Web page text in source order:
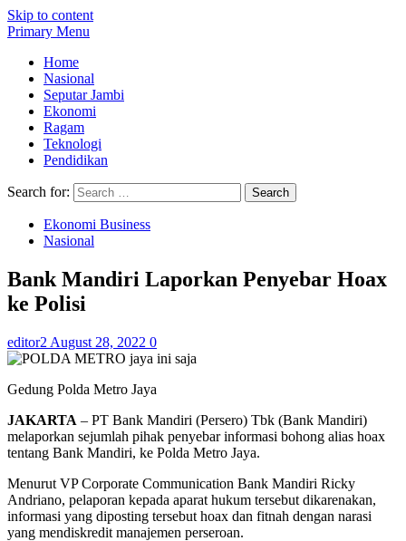
Skip to content
Primary Menu
Home
Nasional
Seputar Jambi
Ekonomi
Ragam
Teknologi
Pendidikan
Search for:
Ekonomi Business
Nasional
Bank Mandiri Laporkan Penyebar Hoax
ke Polisi
editor2 August 28, 2022 0
Gedung Polda Metro Jaya
JAKARTA – PT Bank Mandiri (Persero) Tbk (Bank Mandiri)
melaporkan sejumlah pihak penyebar informasi bohong alias hoax
tentang Bank Mandiri, ke Polda Metro Jaya.
Menurut VP Corporate Communication Bank Mandiri Ricky
Andriano, pelaporan kepada aparat hukum tersebut dikarenakan,
informasi yang diposting tersebut hoax dan fitnah dengan narasi
yang mendiskredit manajemen perseroan.